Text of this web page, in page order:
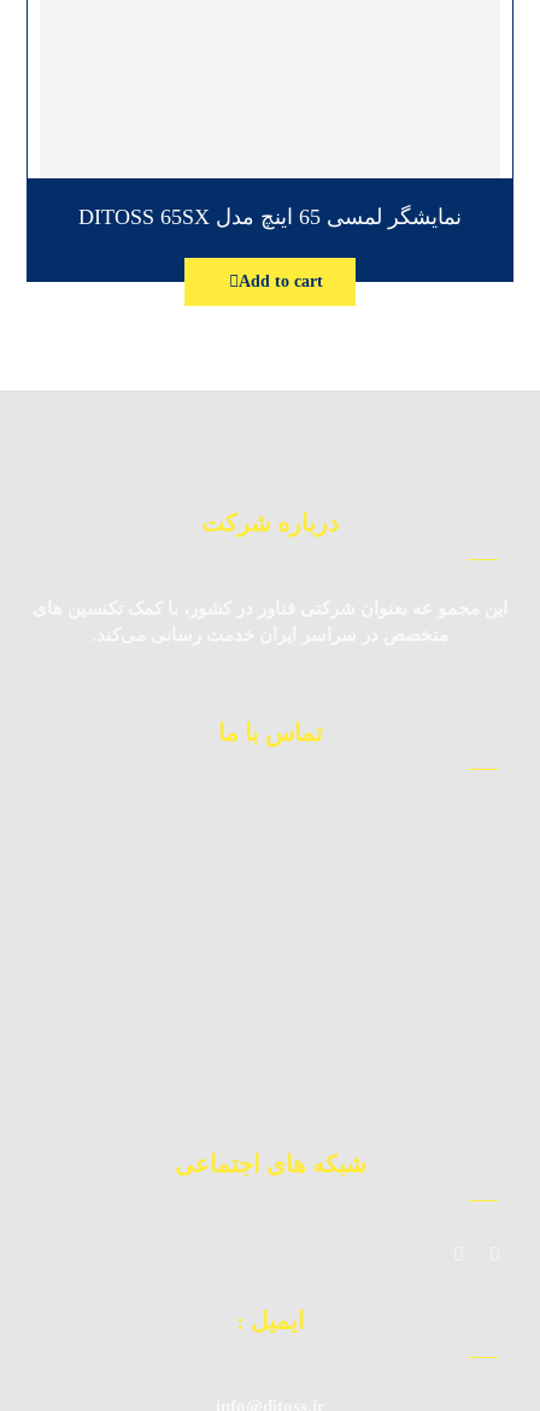
نمایشگر لمسی 65 اینچ مدل DITOSS 65SX
Add to cart
درباره شرکت
این مجمو عه بعنوان شرکتی فناور در کشور، با کمک تکنسین‌ های
تماس با ما
شبکه های اجتماعی
ایمیل :